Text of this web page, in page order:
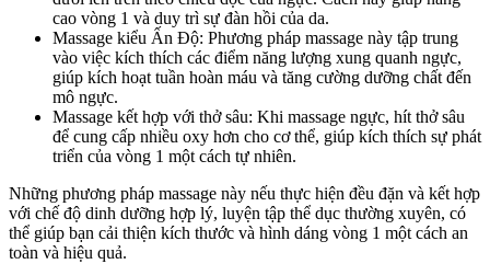
cao vòng 1 và duy trì sự đàn hồi của da.
Massage kiểu Ấn Độ: Phương pháp massage này tập trung
vào việc kích thích các điểm năng lượng xung quanh ngực,
giúp kích hoạt tuần hoàn máu và tăng cường dưỡng chất đến
mô ngực.
Massage kết hợp với thở sâu: Khi massage ngực, hít thở sâu
để cung cấp nhiều oxy hơn cho cơ thể, giúp kích thích sự phát
triển của vòng 1 một cách tự nhiên.
Những phương pháp massage này nếu thực hiện đều đặn và kết hợp
với chế độ dinh dưỡng hợp lý, luyện tập thể dục thường xuyên, có
thể giúp bạn cải thiện kích thước và hình dáng vòng 1 một cách an
toàn và hiệu quả.